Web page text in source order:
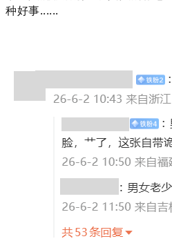
种好事......